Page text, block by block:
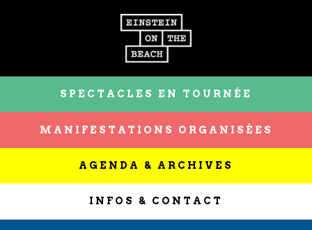
SPECTACLES EN TOURNÉE
MANIFESTATIONS ORGANISÉES
AGENDA & ARCHIVES
INFOS & CONTACT